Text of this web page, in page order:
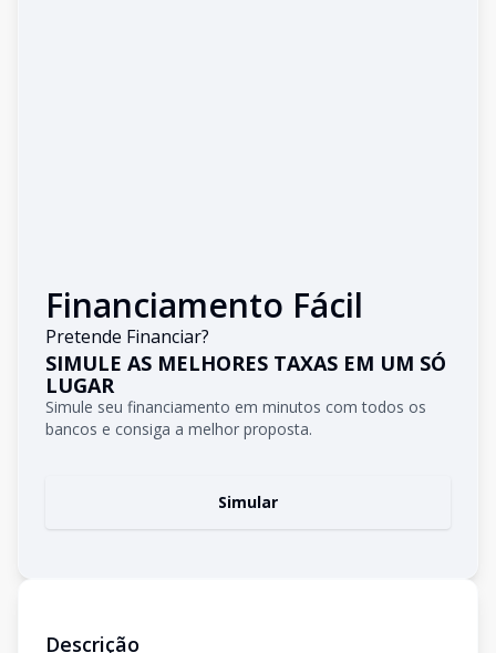
Financiamento Fácil
Pretende Financiar?
SIMULE AS MELHORES TAXAS EM UM SÓ
LUGAR
Simule seu financiamento em minutos com todos os
bancos e consiga a melhor proposta.
Simular
Descrição